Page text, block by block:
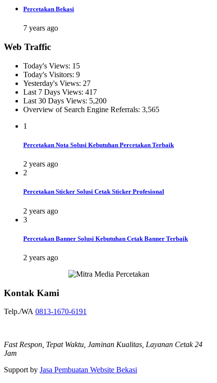
Percetakan Bekasi
7 years ago
Web Traffic
Today's Views: 15
Today's Visitors: 9
Yesterday's Views: 27
Last 7 Days Views: 417
Last 30 Days Views: 5,200
Overview of Search Engine Referrals: 3,565
1
Percetakan Nota Solusi Kebutuhan Percetakan Terbaik
2 years ago
2
Percetakan Sticker Solusi Cetak Sticker Profesional
2 years ago
3
Percetakan Banner Solusi Kebutuhan Cetak Banner Terbaik
2 years ago
Kontak Kami
Telp./WA 0813-1670-6191
Fast Respon, Tepat Waktu, Jaminan Kualitas, Layanan Cetak 24
Jam
Support by Jasa Pembuatan Website Bekasi